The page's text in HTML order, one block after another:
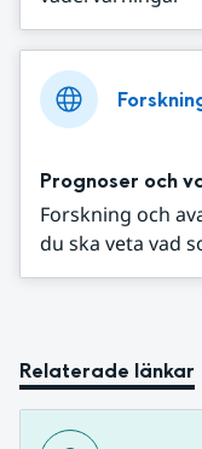
Prognoser och
Forskning och
du ska veta vad
Relaterade länkar